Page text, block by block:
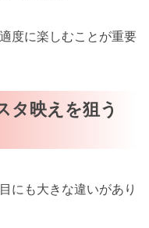
度に楽しむことが重要
タ映えを狙う
にも大きな違いがあり